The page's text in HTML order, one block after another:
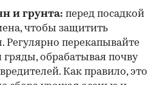
и грунта: перед посадкой
чтобы защитить
Регулярно перекапывайте
гряды, обрабатывая почву
Как правило, это